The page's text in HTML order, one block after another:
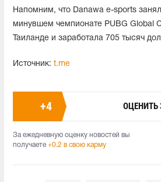
Напомним, что Danawa e-sports
минувшем чемпионате PUBG Global
Таиланде и заработала 705 тысяч
Источник: t.me
+4 ОЦЕНИТЬ
За ежедневную оценку новостей вы
получаете +0.2 в свою карму